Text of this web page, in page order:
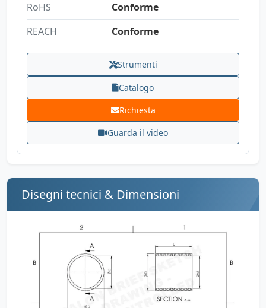
RoHS
Conforme
REACH
Conforme
Strumenti
Catalogo
Richiesta
Guarda il video
Disegni tecnici & Dimensioni